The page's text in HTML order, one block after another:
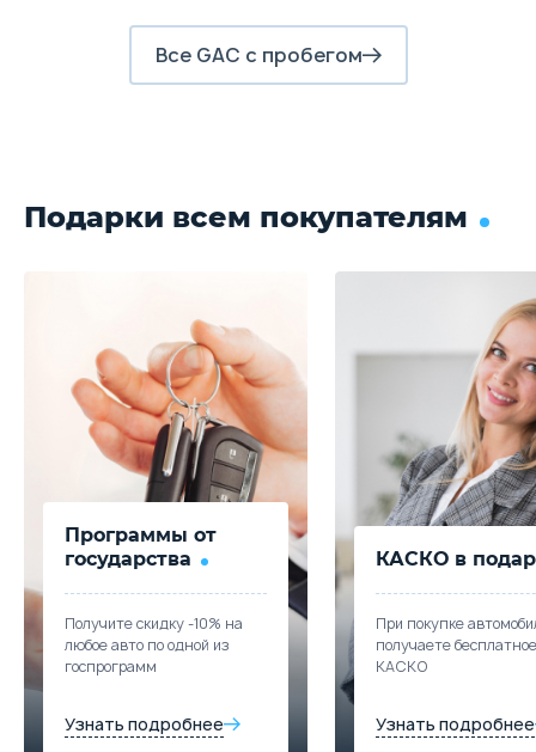
Все GAC с пробегом
Подарки всем покупателям
Программы от
государства
Получите скидку -10% на
любое авто по одной из
госпрограмм
Узнать подробнее
КАСКО в
При покупке
получаете бесплатное
КАСКО
Узнать подробнее